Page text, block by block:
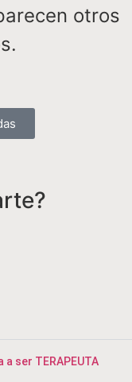
otros
ser TERAPEUTA